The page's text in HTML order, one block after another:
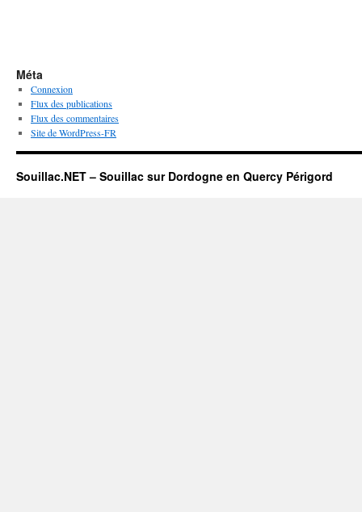
Méta
Connexion
Flux des publications
Flux des commentaires
Site de WordPress-FR
Souillac.NET – Souillac sur Dordogne en Quercy Périgord